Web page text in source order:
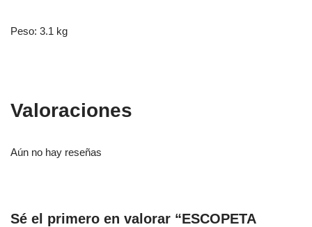
Peso: 3.1 kg
Valoraciones
Aún no hay reseñas
Sé el primero en valorar “ESCOPETA